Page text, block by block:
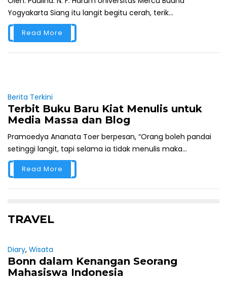
Yogyakarta Siang itu langit begitu cerah, terik...
Read More
Berita Terkini
Terbit Buku Baru Kiat Menulis untuk
Media Massa dan Blog
Pramoedya Ananata Toer berpesan, “Orang boleh pandai
setinggi langit, tapi selama ia tidak menulis maka...
Read More
TRAVEL
Diary, Wisata
Bonn dalam Kenangan Seorang
Mahasiswa Indonesia